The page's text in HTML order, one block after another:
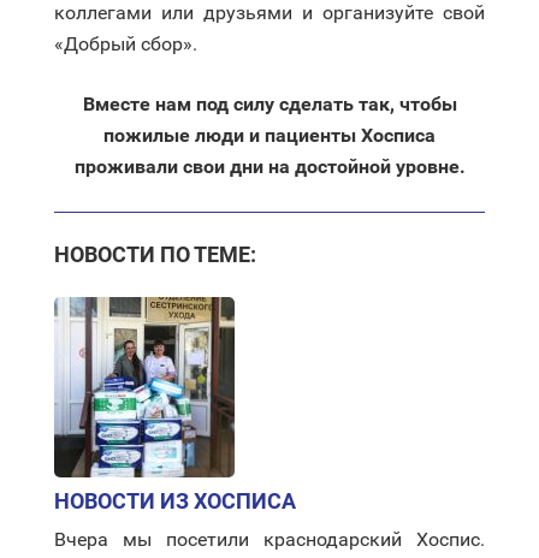
коллегами или друзьями и организуйте свой
«Добрый сбор».
Вместе нам под силу сделать так, чтобы
пожилые люди и пациенты Хосписа
проживали свои дни на достойной уровне.
НОВОСТИ ПО ТЕМЕ:
НОВОСТИ ИЗ ХОСПИСА
Вчера мы посетили краснодарский Хоспис.